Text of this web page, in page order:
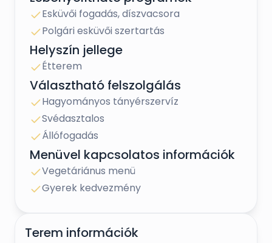
Esküvői fogadás, díszvacsora
Polgári esküvői szertartás
Helyszín jellege
Étterem
Választható felszolgálás
Hagyományos tányérszervíz
Svédasztalos
Állófogadás
Menüvel kapcsolatos információk
Vegetáriánus menü
Gyerek kedvezmény
Terem információk